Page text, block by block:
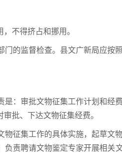
不得挤占和挪用。
门的监督检查。县文广新局应
：审批文物征集工作计划和
批、下达文物征集经费。
征集工作的具体实施，起草文
责聘请文物鉴定专家开展相关